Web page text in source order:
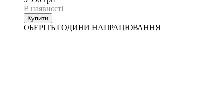
В наявності
Купити
ОБЕРІТЬ ГОДИНИ НАПРАЦЮВАННЯ